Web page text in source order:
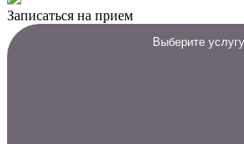
Записаться на прием
Выберите услугу